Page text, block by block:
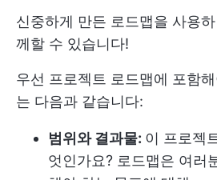
신중하게 만든 로드맵을 사용
께할 수 있습니다!
우선 프로젝트 로드맵에 포함
는 다음과 같습니다:
범위와 결과물: 이 프로젝
엇인가요? 로드맵은 여러